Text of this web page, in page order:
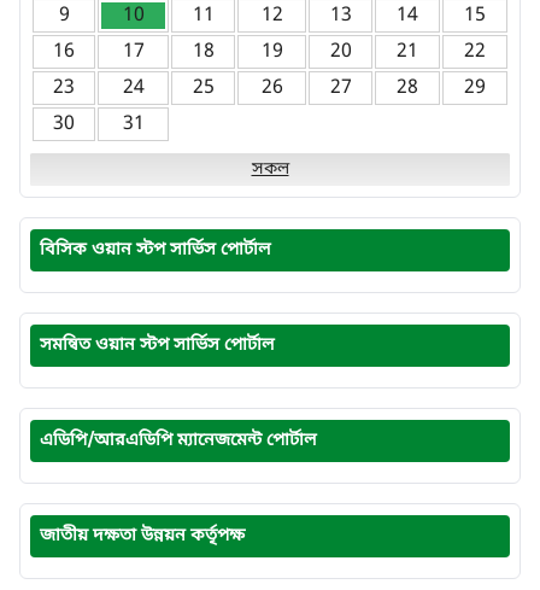
9
10 11 12 13 14
15
16
17 18 19 20 21
22
23
24 25 26 27 28
29
30
31
সকল
বিসিক ওয়ান স্টপ সার্ভিস পোর্টাল
সমন্বিত ওয়ান স্টপ সার্ভিস পোর্টাল
এডিপি/আরএডিপি ম্যানেজমেন্ট পোর্টাল
জাতীয় দক্ষতা উন্নয়ন কর্তৃপক্ষ